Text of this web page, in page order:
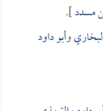
مسدد].
وأبو داود